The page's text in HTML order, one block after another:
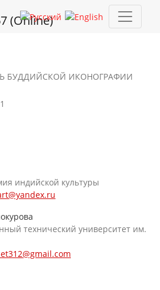
БУДДИЙСКОЙ ИКОНОГРАФИИ
индийской культуры
технический университет им.